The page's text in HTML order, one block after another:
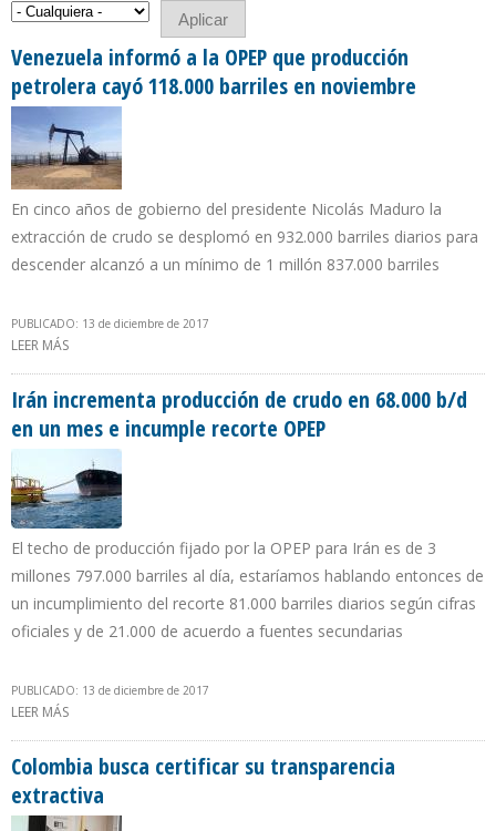
Venezuela informó a la OPEP que producción
petrolera cayó 118.000 barriles en noviembre
En cinco años de gobierno del presidente Nicolás Maduro la
extracción de crudo se desplomó en 932.000 barriles diarios para
descender alcanzó a un mínimo de 1 millón 837.000 barriles
PUBLICADO: 13 de diciembre de 2017
LEER MÁS
Irán incrementa producción de crudo en 68.000 b/d
en un mes e incumple recorte OPEP
El techo de producción fijado por la OPEP para Irán es de 3
millones 797.000 barriles al día, estaríamos hablando entonces de
un incumplimiento del recorte 81.000 barriles diarios según cifras
oficiales y de 21.000 de acuerdo a fuentes secundarias
PUBLICADO: 13 de diciembre de 2017
LEER MÁS
Colombia busca certificar su transparencia
extractiva